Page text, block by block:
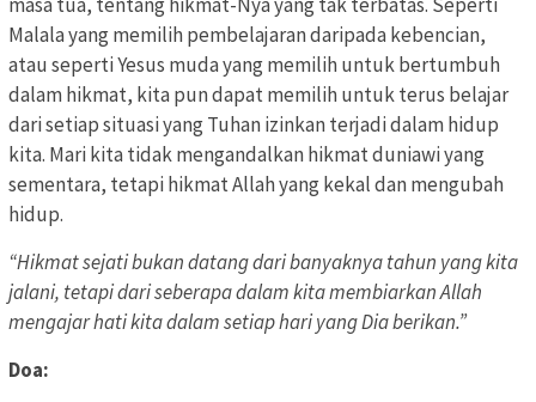
Malala yang memilih pembelajaran daripada kebencian,
atau seperti Yesus muda yang memilih untuk bertumbuh
dalam hikmat, kita pun dapat memilih untuk terus belajar
dari setiap situasi yang Tuhan izinkan terjadi dalam hidup
kita. Mari kita tidak mengandalkan hikmat duniawi yang
sementara, tetapi hikmat Allah yang kekal dan mengubah
hidup.
“Hikmat sejati bukan datang dari banyaknya tahun yang kita
jalani, tetapi dari seberapa dalam kita membiarkan Allah
mengajar hati kita dalam setiap hari yang Dia berikan.”
Doa: